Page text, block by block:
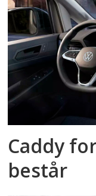
Caddy
består